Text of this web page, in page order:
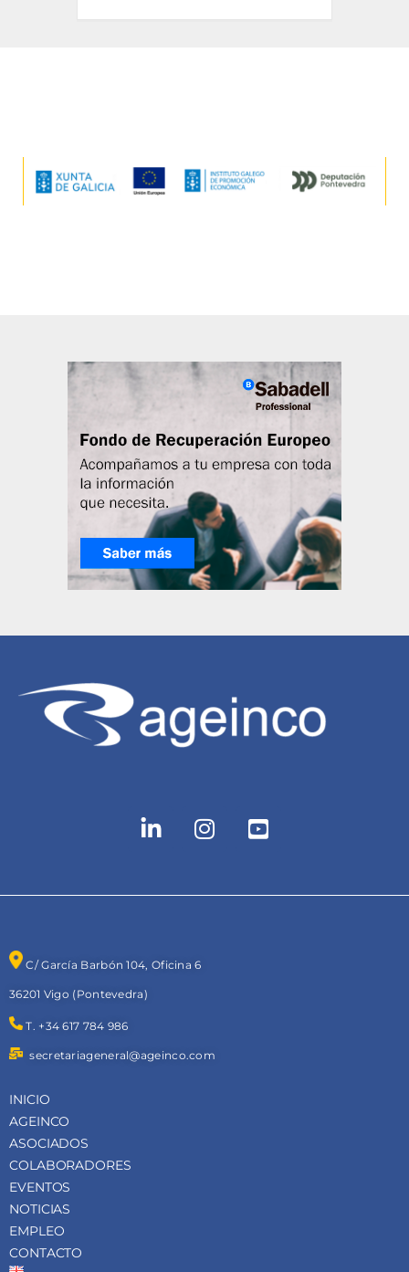
C/ García Barbón 104, Oficina 6
36201 Vigo (Pontevedra)
T. +34 617 784 986
secretariageneral@ageinco.com
INICIO
AGEINCO
ASOCIADOS
COLABORADORES
EVENTOS
NOTICIAS
EMPLEO
CONTACTO